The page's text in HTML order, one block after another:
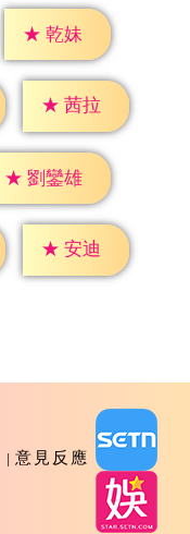
★ 乾妹
★ 茜拉
★ 劉鑾雄
★ 安迪
意見反應